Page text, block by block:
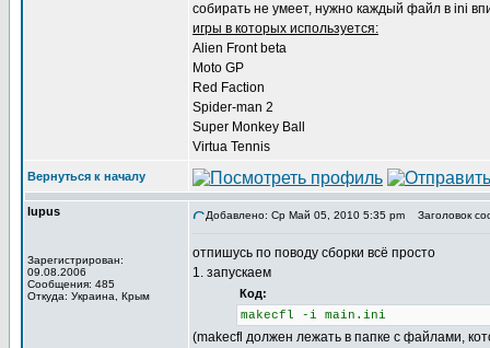
собирать не умеет, нужно каждый файл в ini
игры в которых используется:
Alien Front beta
Moto GP
Red Faction
Spider-man 2
Super Monkey Ball
Virtua Tennis
Вернуться к началу
lupus
Зарегистрирован:
09.08.2006
Сообщения: 485
Откуда: Украина, Крым
Добавлено: Ср Май 05, 2010 5:35 pm Заголовок
отпишусь по поводу сборки всё просто
1. запускаем
Код:
makecfl -i main.ini
(makecfl должен лежать в папке с файлами,